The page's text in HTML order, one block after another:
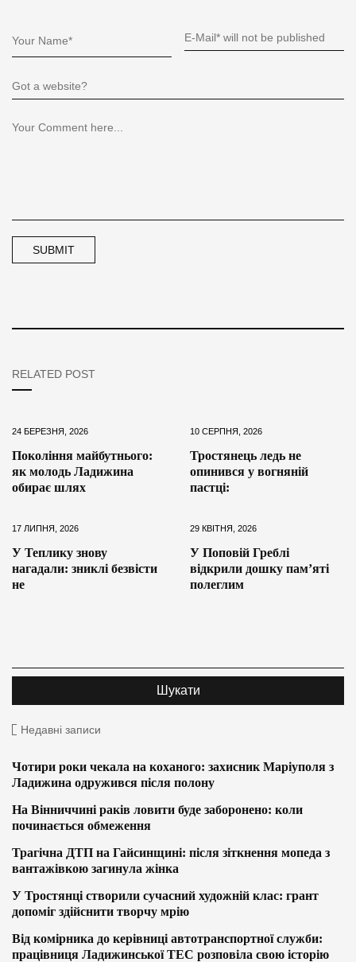
RELATED POST
24 БЕРЕЗНЯ, 2026
Покоління майбутнього:
як молодь Ладижина
обирає шлях
10 СЕРПНЯ, 2026
Тростянець ледь не
опинився у вогняній
пастці:
17 ЛИПНЯ, 2026
У Теплику знову
нагадали: зниклі безвісти
не
29 КВІТНЯ, 2026
У Поповій Греблі
відкрили дошку пам’яті
полеглим
Недавні записи
Чотири роки чекала на коханого: захисник Маріуполя з
Ладижина одружився після полону
На Вінниччині раків ловити буде заборонено: коли
починається обмеження
Трагічна ДТП на Гайсинщині: після зіткнення мопеда з
вантажівкою загинула жінка
У Тростянці створили сучасний художній клас: грант
допоміг здійснити творчу мрію
Від комірника до керівниці автотранспортної служби:
працівниця Ладижинської ТЕС розповіла свою історію